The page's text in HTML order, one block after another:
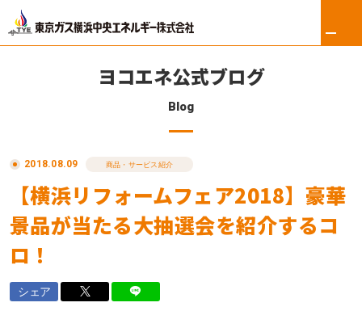
リフォーム
東京ガス修理サービス
ロイヤル会員サービス
ヨコエネ公式ブログ
Blog
2018.08.09 商品・サービス紹介
【横浜リフォームフェア2018】豪華
景品が当たる大抽選会を紹介するコ
ロ！
シェア